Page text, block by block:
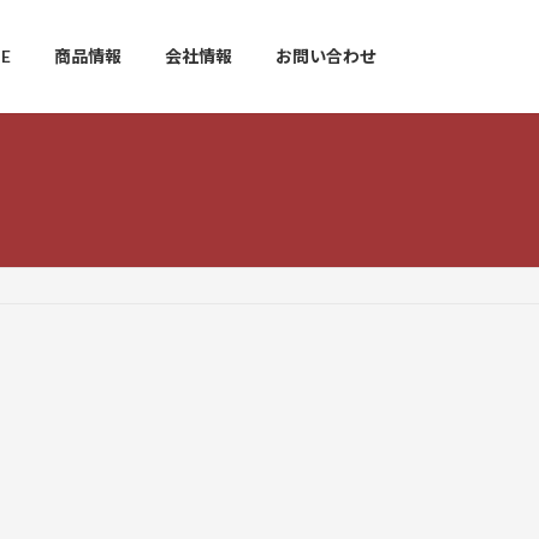
商品情報 会社情報 お問い合わせ